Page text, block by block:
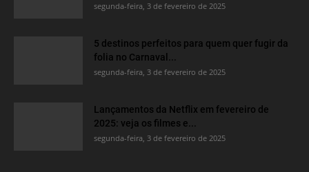
segunda-feira, 3 de fevereiro de 2025
5 destinos perfeitos para quem quer fugir da
folia no Carnaval...
segunda-feira, 3 de fevereiro de 2025
Lançamentos da Netflix em fevereiro de
2025: veja os filmes e...
segunda-feira, 3 de fevereiro de 2025